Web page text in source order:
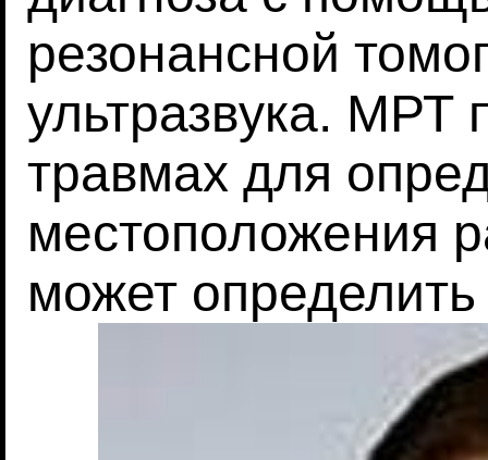
резонансной
ультразвука. МРТ
травмах для
местоположения
может